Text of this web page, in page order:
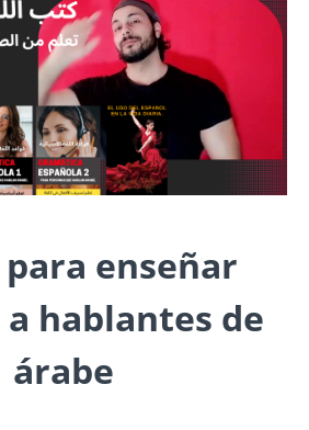
enseñar
hablantes de
árabe